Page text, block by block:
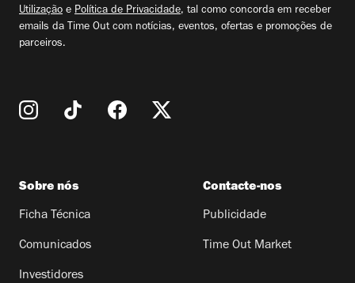
Utilização e Política de Privacidade, tal como concorda em receber
emails da Time Out com notícias, eventos, ofertas e promoções de
parceiros.
Sobre nós
Ficha Técnica
Comunicados
Investidores
Contacte-nos
Publicidade
Time Out Market